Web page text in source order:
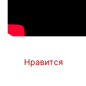
Нравится